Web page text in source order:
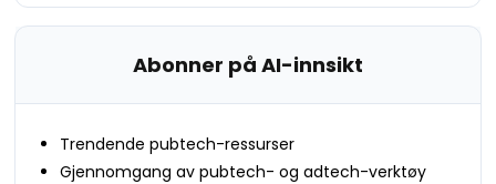
Abonner på AI-innsikt
Trendende pubtech-ressurser
Gjennomgang av pubtech- og adtech-verktøy